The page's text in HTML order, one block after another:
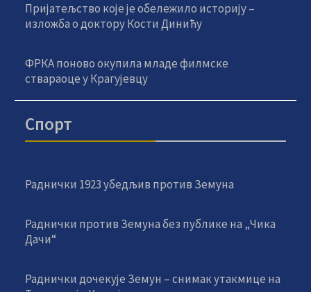
Пријатељство које је обележило историју –
изложба о доктору Кости Динићу
ФРКА поново окупила младе филмске
ствараоце у Крагујевцу
Спорт
Раднички 1923 убедљив против Земуна
Раднички против Земуна без публике на „Чика
Дачи“
Раднички дочекује Земун – снимак утакмице на